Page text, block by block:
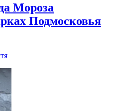
Мороза
Подмосковья